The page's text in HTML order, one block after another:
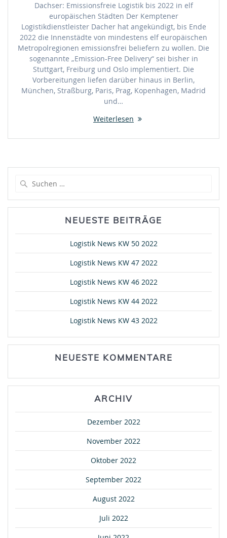
Dachser: Emissionsfreie Logistik bis 2022 in elf
europäischen Städten Der Kemptener
Logistikdienstleister Dacher hat angekündigt, bis Ende
2022 die Innenstädte von mindestens elf europäischen
Metropolregionen emissionsfrei beliefern zu wollen. Die
sogenannte „Emission-Free Delivery“ sei bisher in
Stuttgart, Freiburg und Oslo implementiert. Die
Vorbereitungen liefen darüber hinaus in Berlin,
München, Straßburg, Paris, Prag, Kopenhagen, Madrid
und…
Weiterlesen
NEUESTE BEITRÄGE
Logistik News KW 50 2022
Logistik News KW 47 2022
Logistik News KW 46 2022
Logistik News KW 44 2022
Logistik News KW 43 2022
NEUESTE KOMMENTARE
ARCHIV
Dezember 2022
November 2022
Oktober 2022
September 2022
August 2022
Juli 2022